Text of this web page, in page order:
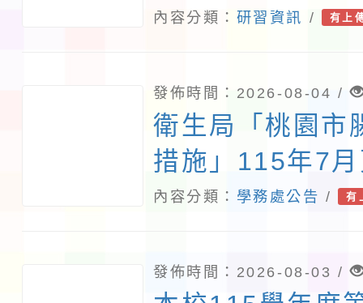
活動
內容分類： 研習資訊 / 有上
發佈時間：2026-08-04 /
衛生局「桃園市
措施」115年7
答集及修正對照
內容分類： 學務處公告 / 有
發佈時間：2026-08-03 /